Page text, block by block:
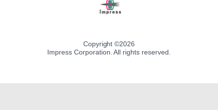
Copyright ©2026
Impress Corporation. All rights reserved.